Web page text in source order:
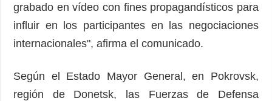
grabado en vídeo con fines propagandísticos para
influir en los participantes en las negociaciones
internacionales", afirma el comunicado.
Según el Estado Mayor General, en Pokrovsk,
región de Donetsk, las Fuerzas de Defensa